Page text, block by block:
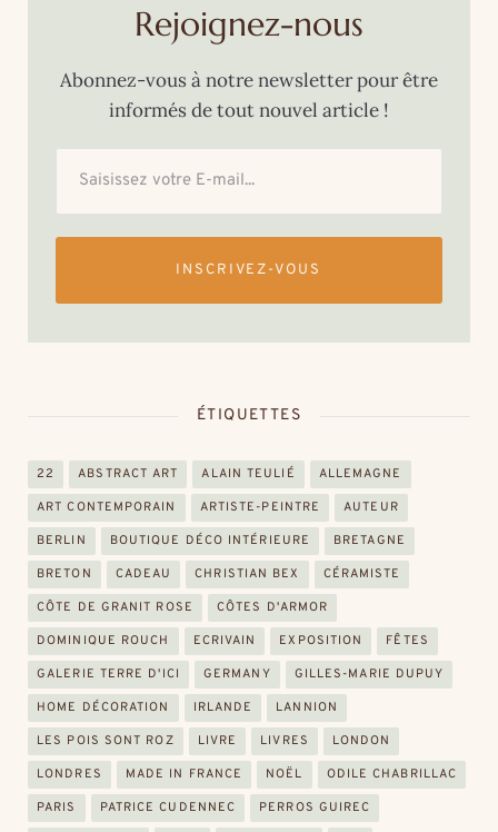
Rejoignez-nous
Abonnez-vous à notre newsletter pour être
informés de tout nouvel article !
INSCRIVEZ-VOUS
ÉTIQUETTES
22 ABSTRACT ART ALAIN TEULIÉ ALLEMAGNE
ART CONTEMPORAIN ARTISTE-PEINTRE AUTEUR
BERLIN BOUTIQUE DÉCO INTÉRIEURE BRETAGNE
BRETON CADEAU CHRISTIAN BEX CÉRAMISTE
CÔTE DE GRANIT ROSE CÔTES D'ARMOR
DOMINIQUE ROUCH ECRIVAIN EXPOSITION FÊTES
GALERIE TERRE D'ICI GERMANY GILLES-MARIE DUPUY
HOME DÉCORATION IRLANDE LANNION
LES POIS SONT ROZ LIVRE LIVRES LONDON
LONDRES MADE IN FRANCE NOËL ODILE CHABRILLAC
PARIS PATRICE CUDENNEC PERROS GUIREC